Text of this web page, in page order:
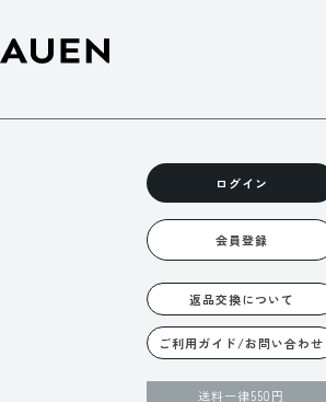
ログイン
会員登録
返品交換について
ご利用ガイド/お問い合わせ
送料一律550円